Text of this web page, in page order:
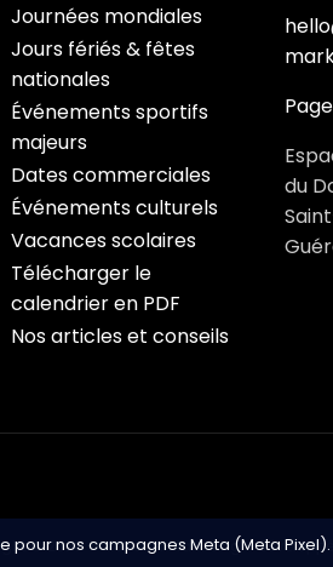
pour nos campagnes Meta (Meta Pixel).
Journées mondiales
Jours fériés & fêtes
nationales
Événements sportifs
majeurs
Dates commerciales
Événements culturels
Vacances scolaires
Télécharger le
calendrier en PDF
Nos articles et conseils
du
© 2026 Calendrier Marketing –